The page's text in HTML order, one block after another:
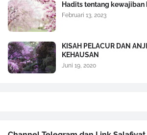
Hadits tentang kewajiban
Februari 13, 2023
KISAH PELACUR DAN
KEHAUSAN
Juni 19, 2020